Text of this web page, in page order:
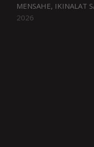
MENSAHE, IKINALAT
2026